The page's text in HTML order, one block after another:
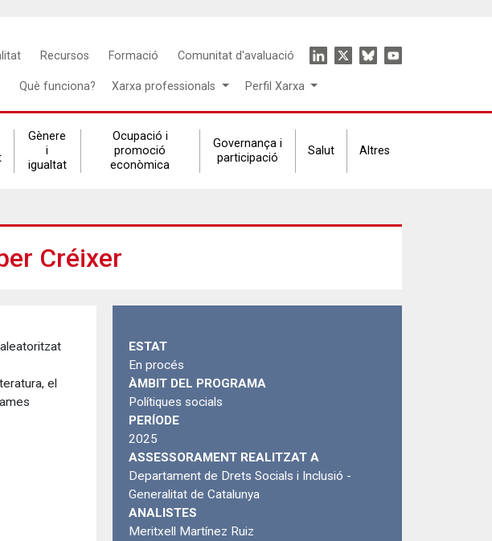
Recursos Formació Comunitat d'avaluació
Icon
menu
Què funciona? Xarxa professionals Perfil Xarxa
Gènere
i
igualtat
Ocupació i
promoció
econòmica
Governança i
participació
Salut Altres
Créixer
el
ESTAT
En procés
ÀMBIT DEL PROGRAMA
Polítiques socials
PERÍODE
2025
ASSESSORAMENT REALITZAT A
Departament de Drets Socials i Inclusió -
Generalitat de Catalunya
ANALISTES
Meritxell Martínez Ruiz